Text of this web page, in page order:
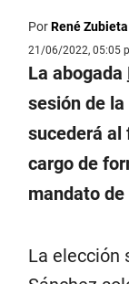
PorRené
21/06/2022, 05:05
La abogada
sesión de
sucederá al
cargo de
mandato
La elección